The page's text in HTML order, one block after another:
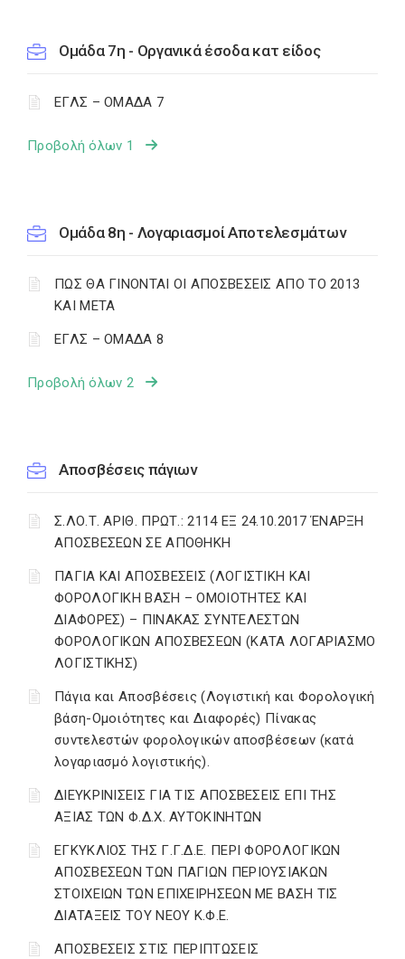
Ομάδα 7η - Οργανικά έσοδα κατ είδος
ΕΓΛΣ – ΟΜΑΔΑ 7
Προβολή όλων 1
Ομάδα 8η - Λογαριασμοί Αποτελεσμάτων
ΠΩΣ ΘΑ ΓΙΝΟΝΤΑΙ ΟΙ ΑΠΟΣΒΕΣΕΙΣ ΑΠΟ ΤΟ 2013
ΚΑΙ ΜΕΤΑ
ΕΓΛΣ – ΟΜΑΔΑ 8
Προβολή όλων 2
Αποσβέσεις πάγιων
Σ.ΛΟ.Τ. ΑΡΙΘ. ΠΡΩΤ.: 2114 ΕΞ 24.10.2017 ΈΝΑΡΞΗ
ΑΠΟΣΒΕΣΕΩΝ ΣΕ ΑΠΟΘΗΚΗ
ΠΑΓΙΑ ΚΑΙ ΑΠΟΣΒΕΣΕΙΣ (ΛΟΓΙΣΤΙΚΗ ΚΑΙ
ΦΟΡΟΛΟΓΙΚΗ ΒΑΣΗ – ΟΜΟΙΟΤΗΤΕΣ ΚΑΙ
ΔΙΑΦΟΡΕΣ) – ΠΙΝΑΚΑΣ ΣΥΝΤΕΛΕΣΤΩΝ
ΦΟΡΟΛΟΓΙΚΩΝ ΑΠΟΣΒΕΣΕΩΝ (ΚΑΤΑ ΛΟΓΑΡΙΑΣΜΟ
ΛΟΓΙΣΤΙΚΗΣ)
Πάγια και Αποσβέσεις (Λογιστική και Φορολογική
βάση-Ομοιότητες και Διαφορές) Πίνακας
συντελεστών φορολογικών αποσβέσεων (κατά
λογαριασμό λογιστικής).
ΔΙΕΥΚΡΙΝΙΣΕΙΣ ΓΙΑ ΤΙΣ ΑΠΟΣΒΕΣΕΙΣ ΕΠΙ ΤΗΣ
ΑΞΙΑΣ ΤΩΝ Φ.Δ.Χ. ΑΥΤΟΚΙΝΗΤΩΝ
ΕΓΚΥΚΛΙΟΣ ΤΗΣ Γ.Γ.Δ.Ε. ΠΕΡΙ ΦΟΡΟΛΟΓΙΚΩΝ
ΑΠΟΣΒΕΣΕΩΝ ΤΩΝ ΠΑΓΙΩΝ ΠΕΡΙΟΥΣΙΑΚΩΝ
ΣΤΟΙΧΕΙΩΝ ΤΩΝ ΕΠΙΧΕΙΡΗΣΕΩΝ ΜΕ ΒΑΣΗ ΤΙΣ
ΔΙΑΤΑΞΕΙΣ ΤΟΥ ΝΕΟΥ Κ.Φ.Ε.
ΑΠΟΣΒΕΣΕΙΣ ΣΤΙΣ ΠΕΡΙΠΤΩΣΕΙΣ